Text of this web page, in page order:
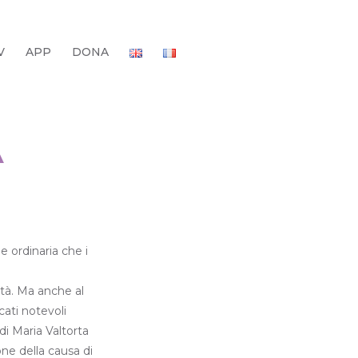
APP DONA
ordinaria che i
Ma anche al
notevoli
Maria Valtorta
della causa di